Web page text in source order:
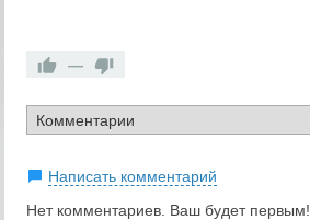
—
Написать комментарий
Нет комментариев. Ваш будет первым!